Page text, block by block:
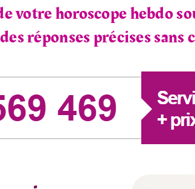
votre horoscope hebdo
réponses précises sans